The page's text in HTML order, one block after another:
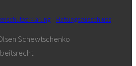
Haftungsausschluss
Schewtschenko